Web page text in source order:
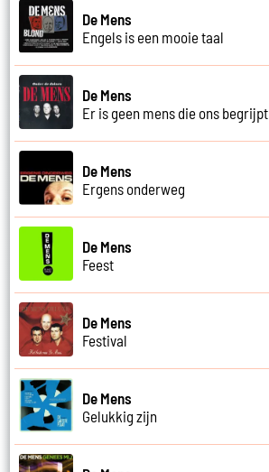
De Mens
Engels is een mooie taal
De Mens
Er is geen mens die ons begrijpt
De Mens
Ergens onderweg
De Mens
Feest
De Mens
Festival
De Mens
Gelukkig zijn